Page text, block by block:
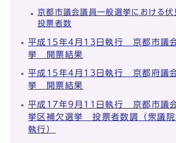
京都市議会議員一般選挙における伏
投票者数
平成15年4月13日執行 京都市議
挙 開票結果
平成15年4月13日執行 京都府議
挙 開票結果
平成17年9月11日執行 京都市議
挙区補欠選挙 投票者数調（衆議院
執行）